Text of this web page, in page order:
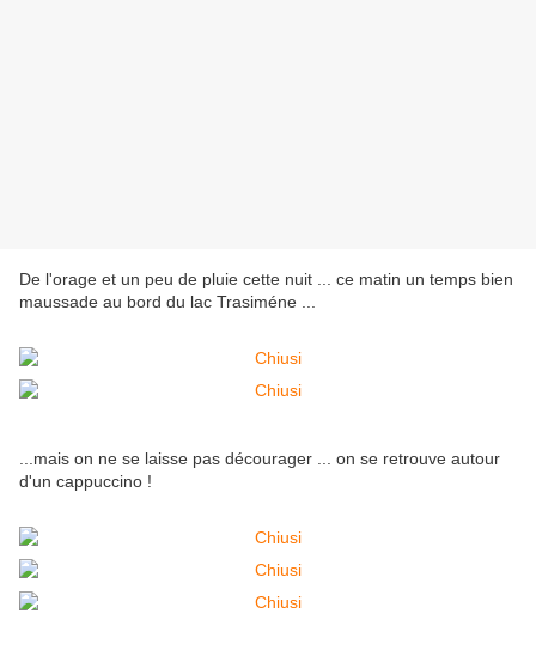
De l'orage et un peu de pluie cette nuit ... ce matin un temps bien
maussade au bord du lac Trasiméne ...
...mais on ne se laisse pas décourager ... on se retrouve autour
d'un cappuccino !